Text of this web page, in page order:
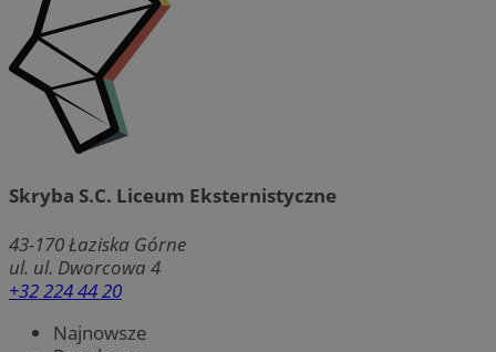
Skryba S.C. Liceum Eksternistyczne
43-170Łaziska Górne
ul. ul. Dworcowa 4
+32 224 44 20
Najnowsze